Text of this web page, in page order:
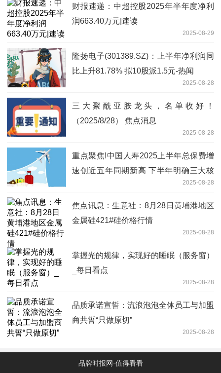
财报速递：中超控股2025年半年度净利
润663.40万元|速读
2025-08-29
隆扬电子(301389.SZ)：上半年净利润同
比上升81.78% 拟10股派1.5元-热闻
2025-08-28
三大聚酰亚胺龙头，名单收好！
（2025/8/28） 焦点消息
2025-08-28
重点聚焦!中国人寿2025上半年总保费增
速创近五年同期新高 下半年明确三大核
2025-08-28
焦点讯息：生意社：8月28日黄埔港地区
金属硅421#硅价格行情
2025-08-28
掌握光的规律，实现好的睡眠（服务窗）
_每日看点
2025-08-28
品质承诺宣誓：流浪泡泡全体员工与加盟
商共誓“只做原切”
2025-08-28
品牌时报网-值得看看